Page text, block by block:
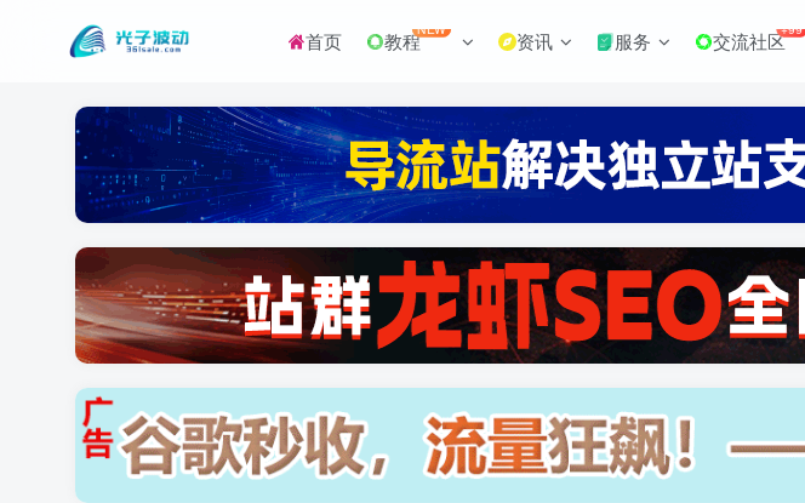
首页 教程NEW 资讯 服务 交流社区+99